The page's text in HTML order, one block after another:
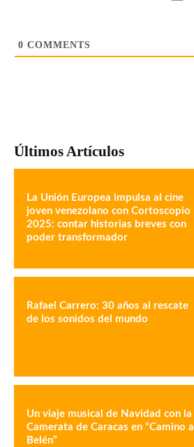
0 COMMENTS
Últimos Artículos
La Unión Europea impulsa al cine
joven venezolano con Cortoscopio
2025: contar historias breves con
poder transformador
Rafael Carrero: 30 años al rescate
de los sonidos del mundo
Un viaje musical de Navidad con la
Camerata de Caracas en “Camino a
Belén”